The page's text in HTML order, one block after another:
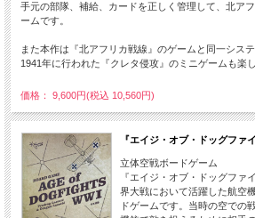
手元の部隊、補給、カードを正しく管理して、北ア
ームです。
また本作は『北アフリカ戦線』のゲームと同一シス
1941年に行われた『クレタ侵攻』のミニゲームも楽し
価格： 9,600円(税込 10,560円)
『エイジ・オブ・ドッグファ
立体空戦ボードゲーム
『エイジ・オブ・ドッグファ
界大戦において活躍した航空
ドゲームです。当時の空での